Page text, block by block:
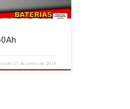
17 de junho de 2014